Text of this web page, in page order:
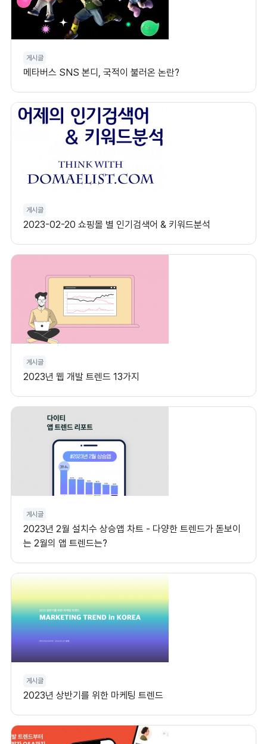
게시글
메타버스 SNS 본디, 국적이 불러온 논란?
게시글
2023-02-20 쇼핑몰 별 인기검색어 & 키워드분석
게시글
2023년 웹 개발 트렌드 13가지
게시글
2023년 2월 설치수 상승앱 차트 - 다양한 트렌드가 돋보이
는 2월의 앱 트렌드는?
게시글
2023년 상반기를 위한 마케팅 트렌드